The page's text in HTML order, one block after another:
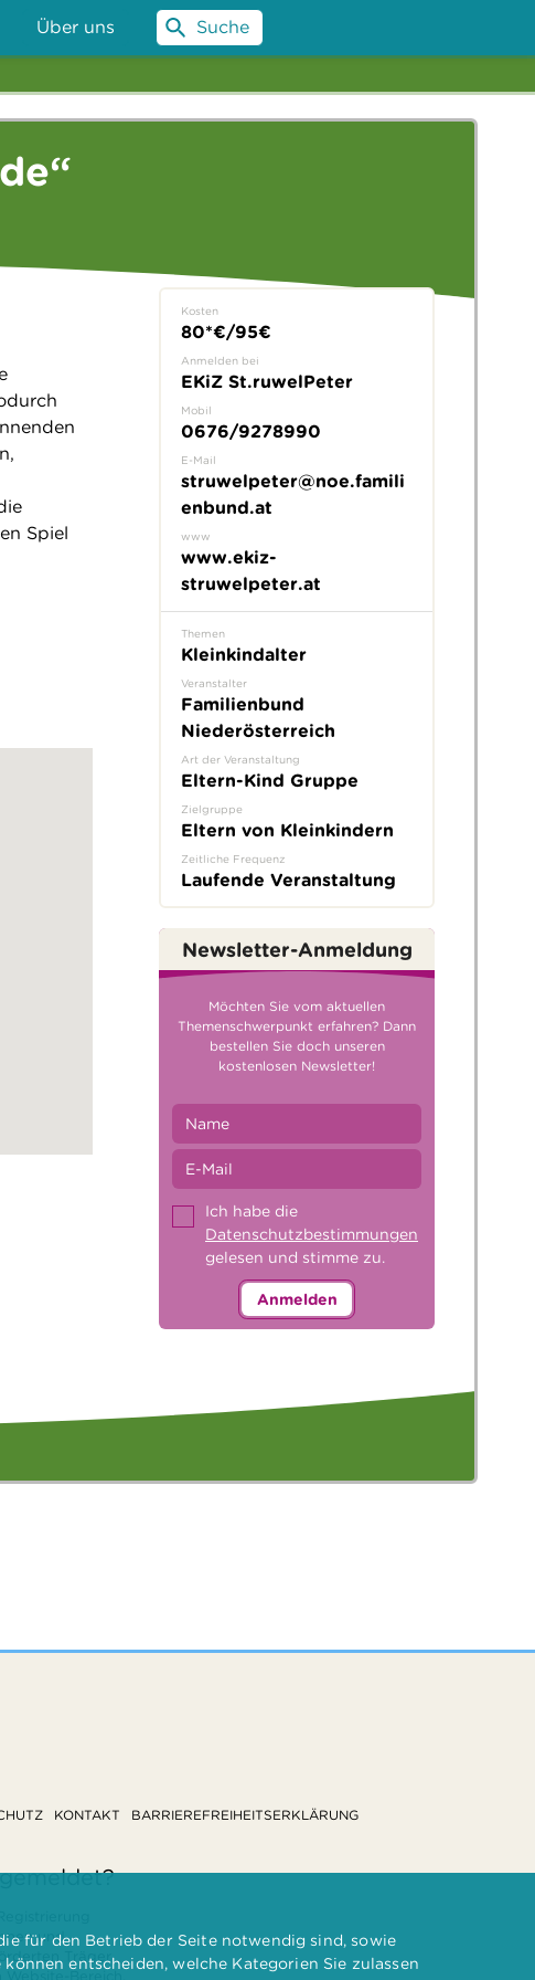
Über uns Suche
Spiel
Kosten
80*€/95€
Anmelden bei
EKiZ St.ruwelPeter
Mobil
0676/9278990
E-Mail
struwelpeter@noe.famili
enbund.at
www
www.ekiz-
struwelpeter.at
Themen
Kleinkindalter
Veranstalter
Familienbund
Niederösterreich
Art der Veranstaltung
Eltern-Kind Gruppe
Zielgruppe
Eltern von Kleinkindern
Zeitliche Frequenz
Laufende Veranstaltung
Newsletter-Anmeldung
Möchten Sie vom aktuellen
Themenschwerpunkt erfahren? Dann
bestellen Sie doch unseren
kostenlosen Newsletter!
Ich habe die
Datenschutzbestimmungen
gelesen und stimme zu.
Anmelden
KONTAKT BARRIEREFREIHEITSERKLÄRUNG
und
Träger
Bereich.
für den Betrieb der Seite notwendig sind, sowie
entscheiden, welche Kategorien Sie zulassen